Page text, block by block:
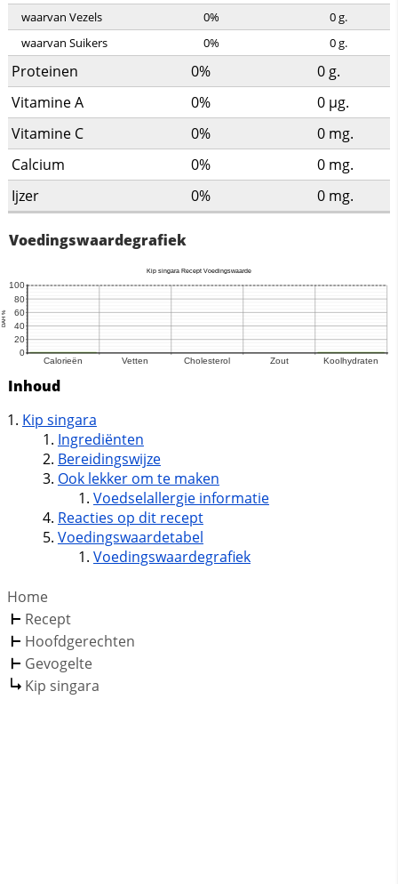
waarvan Vezels 0% 0g.
waarvan Suikers
0% 0g.
Proteinen 0% 0g.
Vitamine A
0% 0 µg.
Vitamine C
0% 0 mg.
Calcium
0% 0 mg.
Ijzer
0% 0 mg.
Voedingswaardegrafiek
Inhoud
Kip singara
Ingrediënten
Bereidingswijze
Ook lekker om te maken
Voedselallergie informatie
Reacties op dit recept
Voedingswaardetabel
Voedingswaardegrafiek
Home
Recept
Hoofdgerechten
Gevogelte
Kip singara